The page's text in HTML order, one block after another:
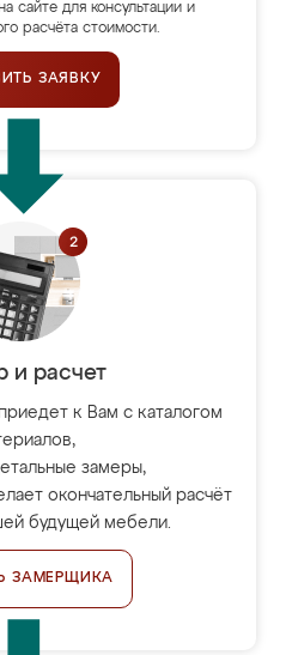
сайте для консультации и
расчёта стоимости.
ЗАЯВКУ
и расчет
к Вам с каталогом
замеры,
окончательный расчёт
будущей мебели.
ЗАМЕРЩИКА